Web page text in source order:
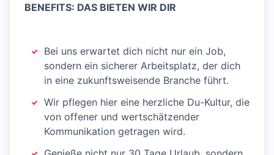
BENEFITS: DAS BIETEN WIR DIR
Bei uns erwartet dich nicht nur ein Job,
sondern ein sicherer Arbeitsplatz, der dich
in eine zukunftsweisende Branche führt.
Wir pflegen hier eine herzliche Du-Kultur, die
von offener und wertschätzender
Kommunikation getragen wird.